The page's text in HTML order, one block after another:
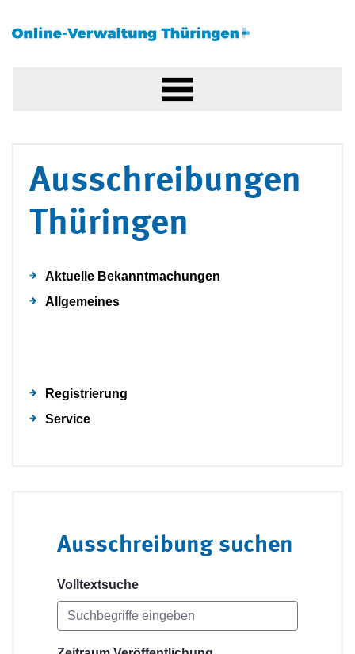
Ausschreibungen
Thüringen
Aktuelle Bekanntmachungen
Allgemeines
Registrierung
Service
Ausschreibung suchen
Volltextsuche